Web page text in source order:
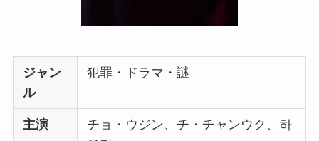
ジャン
ル
犯罪・ドラマ・謎
主演
チョ・ウジン、チ・チャンウク、하